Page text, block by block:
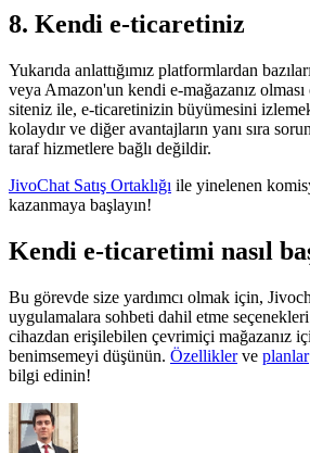
8. Kendi e-ticaretiniz
Yukarıda anlattığımız platformlardan
veya Amazon'un kendi e-mağazanız
siteniz ile, e-ticaretinizin büyümesini
kolaydır ve diğer avantajların yanı sıra
taraf hizmetlere bağlı değildir.
JivoChat Satış Ortaklığı ile yinelenen
kazanmaya başlayın!
Kendi e-ticaretimi nasıl
Bu görevde size yardımcı olmak için,
uygulamalara sohbeti dahil etme
cihazdan erişilebilen çevrimiçi mağazanız
benimsemeyi düşünün. Özelliklerve planlar
bilgi edinin!